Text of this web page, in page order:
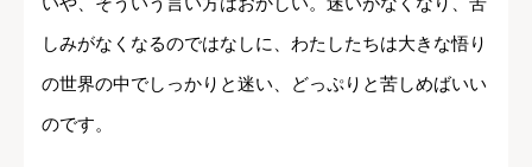
しみがなくなるのではなしに、わたしたちは大きな悟り
の世界の中でしっかりと迷い、どっぷりと苦しめばいい
のです。